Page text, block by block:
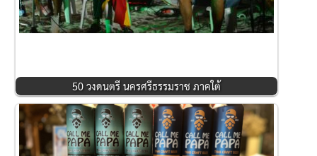
50 วงดนตรี นครศรีธรรมราช ภาคใต้